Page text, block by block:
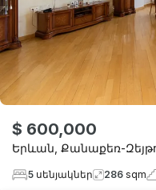
$ 600,000
Երևան Քանաքեռ-
5 սենյակներ 286 sqm